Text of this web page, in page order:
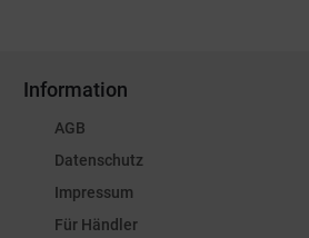
Information
AGB
Datenschutz
Impressum
Für Händler